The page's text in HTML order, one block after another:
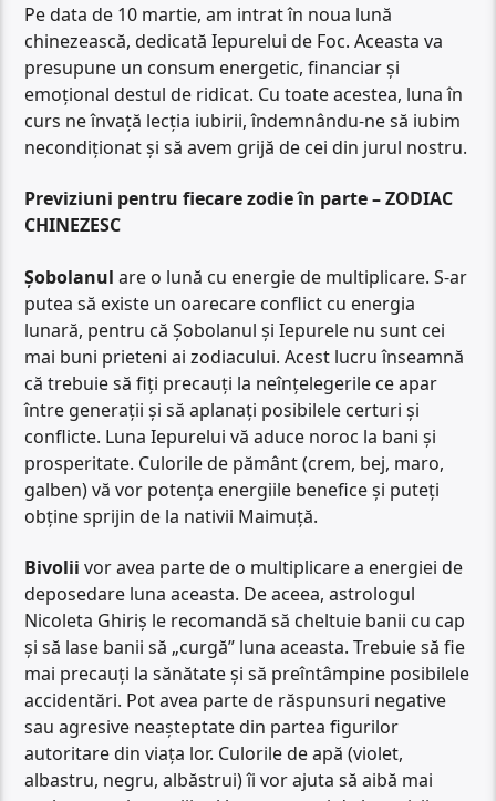
Pe data de 10 martie, am intrat în noua lună
chinezească, dedicată Iepurelui de Foc. Aceasta va
presupune un consum energetic, financiar și
emoțional destul de ridicat. Cu toate acestea, luna în
curs ne învață lecția iubirii, îndemnându-ne să iubim
necondiționat și să avem grijă de cei din jurul nostru.
Previziuni pentru fiecare zodie în parte – ZODIAC
CHINEZESC
Șobolanul are o lună cu energie de multiplicare. S-ar
putea să existe un oarecare conflict cu energia
lunară, pentru că Șobolanul și Iepurele nu sunt cei
mai buni prieteni ai zodiacului. Acest lucru înseamnă
că trebuie să fiți precauți la neînțelegerile ce apar
între generații și să aplanați posibilele certuri și
conflicte. Luna Iepurelui vă aduce noroc la bani și
prosperitate. Culorile de pământ (crem, bej, maro,
galben) vă vor potența energiile benefice și puteți
obține sprijin de la nativii Maimuță.
Bivolii vor avea parte de o multiplicare a energiei de
deposedare luna aceasta. De aceea, astrologul
Nicoleta Ghiriș le recomandă să cheltuie banii cu cap
și să lase banii să „curgă” luna aceasta. Trebuie să fie
mai precauți la sănătate și să preîntâmpine posibilele
accidentări. Pot avea parte de răspunsuri negative
sau agresive neașteptate din partea figurilor
autoritare din viața lor. Culorile de apă (violet,
albastru, negru, albăstrui) îi vor ajuta să aibă mai